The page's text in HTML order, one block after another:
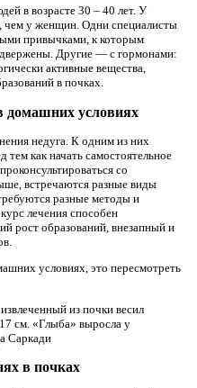
в возрасте 30 – 40 лет. У
чем у женщин. Одни специалисты
привычками, к которым
Другие — с гормонами:
активные вещества,
в почках.
домашних условиях
недуга. К одним из них
тем как начать самостоятельное
со
встречаются разные виды
разные методы и
лечения способен
рост образований, внезапный и
условиях, это пересмотреть
из почки весил
17 см. «Глыба» выросла у
Саркади
в почках